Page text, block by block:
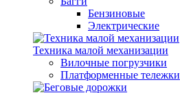
Бензиновые
Электрические
Техника малой механизации
Вилочные погрузчики
Платформенные тележки